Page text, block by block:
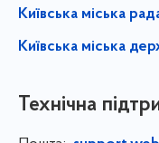
Київська міська
Київська міська
Технічна